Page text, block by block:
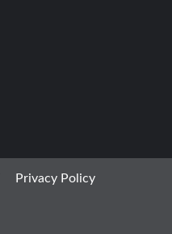
Privacy Policy